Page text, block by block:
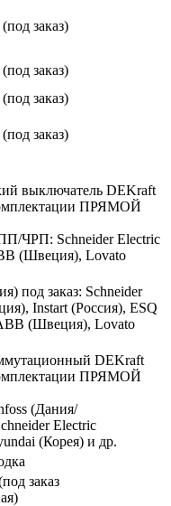
заказ)
заказ)
заказ)
заказ)
выключатель DEKraft
ПРЯМОЙ
ЧРП: Schneider Electric
(Швеция), Lovato
под заказ: Schneider
Instart (Россия), ESQ
(Швеция), Lovato
DEKraft
ПРЯМОЙ
(Дания/
Electric
(Корея) и др.
заказ